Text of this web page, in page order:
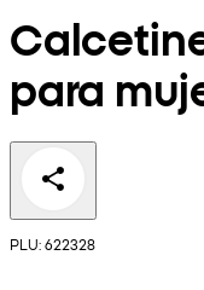
para
PLU: 622328